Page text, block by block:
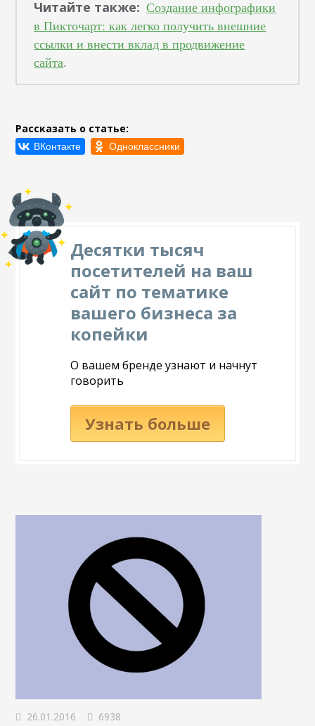
Читайте также: Создание инфографики
в Пикточарт: как легко получить внешние
ссылки и внести вклад в продвижение
сайта.
Рассказать о статье:
Десятки тысяч
посетителей на ваш
сайт по тематике
вашего бизнеса за
копейки
О вашем бренде узнают и начнут
говорить
Узнать больше
26.01.2016 6938